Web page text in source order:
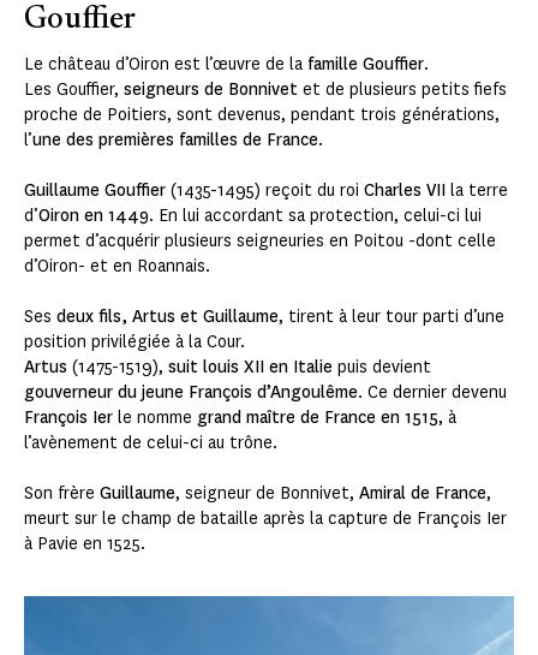
Gouffier
Le château d’Oiron est l’œuvre de la famille Gouffier.
Les Gouffier, seigneurs de Bonnivet et de plusieurs petits fiefs
proche de Poitiers, sont devenus, pendant trois générations,
l’une des premières familles de France.
Guillaume Gouffier (1435-1495) reçoit du roi Charles VII la terre
d’Oiron en 1449. En lui accordant sa protection, celui-ci lui
permet d’acquérir plusieurs seigneuries en Poitou -dont celle
d’Oiron- et en Roannais.
Ses deux fils, Artus et Guillaume, tirent à leur tour parti d’une
position privilégiée à la Cour.
Artus (1475-1519), suit louis XII en Italie puis devient
gouverneur du jeune François d’Angoulême. Ce dernier devenu
François Ier le nomme grand maître de France en 1515, à
l’avènement de celui-ci au trône.
Son frère Guillaume, seigneur de Bonnivet, Amiral de France,
meurt sur le champ de bataille après la capture de François Ier
à Pavie en 1525.